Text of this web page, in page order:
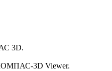
3D.
3D Viewer.